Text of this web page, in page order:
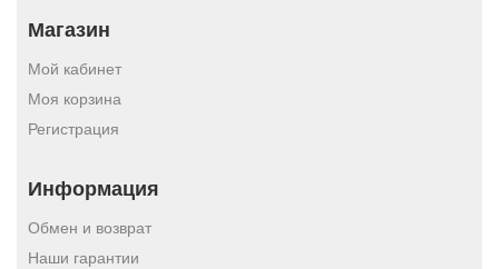
Магазин
Мой кабинет
Моя корзина
Регистрация
Информация
Обмен и возврат
Наши гарантии